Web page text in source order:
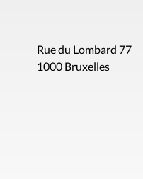
Rue du Lombard 77
1000 Bruxelles